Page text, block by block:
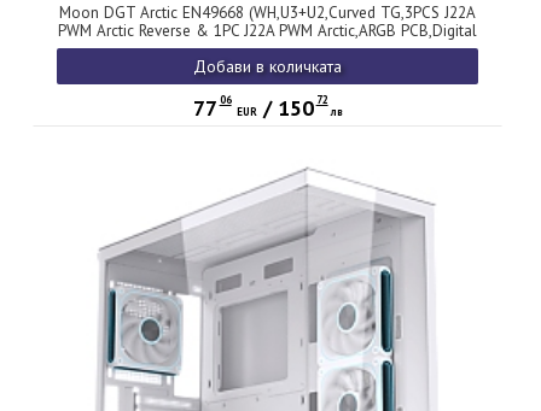
Moon DGT Arctic EN49668 (WH,U3+U2,Curved TG,3PCS J22A
PWM Arctic Reverse & 1PC J22A PWM Arctic,ARGB PCB,Digital
LCD)
Добави в количката
77 06
EUR/ 150 72
лв